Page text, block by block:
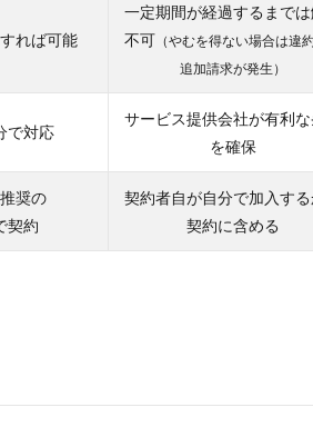
れば可能
一定期間が経過するまで
不可（やむを得ない場合は違
追加請求が発生）
で対応
サービス提供会社が有利
を確保
奨の
契約
契約者自が自分で加入する
契約に含める